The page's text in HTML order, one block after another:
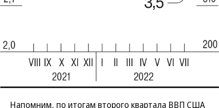
Напомним, по итогам второго квартала ВВП США